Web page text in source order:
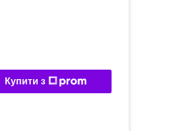
Купити з